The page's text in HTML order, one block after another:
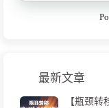
最新文章
【瓶颈